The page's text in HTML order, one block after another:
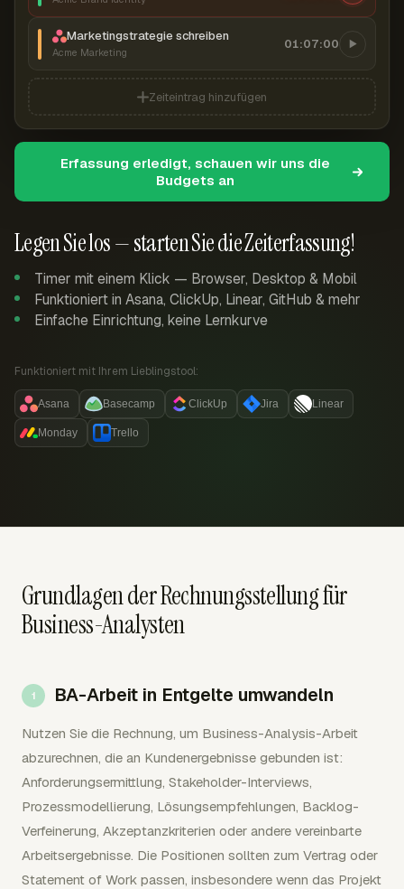
Legen Sie los — starten Sie die Zeiterfassung!
Timer mit einem Klick — Browser, Desktop & Mobil
Funktioniert in Asana, ClickUp, Linear, GitHub & mehr
Einfache Einrichtung, keine Lernkurve
Funktioniert mit Ihrem Lieblingstool:
Asana Basecamp ClickUp Jira Linear
Monday Trello
Marketingstrategie schreiben
Acme Marketing
01:07:00
Zeiteintrag hinzufügen
Erfassung erledigt, schauen wir uns die
Budgets an
Grundlagen der Rechnungsstellung für
Business-Analysten
BA-Arbeit in Entgelte umwandeln
Nutzen Sie die Rechnung, um Business-Analysis-Arbeit
abzurechnen, die an Kundenergebnisse gebunden ist:
Anforderungsermittlung, Stakeholder-Interviews,
Prozessmodellierung, Lösungsempfehlungen, Backlog-
Verfeinerung, Akzeptanzkriterien oder andere vereinbarte
Arbeitsergebnisse. Die Positionen sollten zum Vertrag oder
Statement of Work passen, insbesondere wenn das Projekt